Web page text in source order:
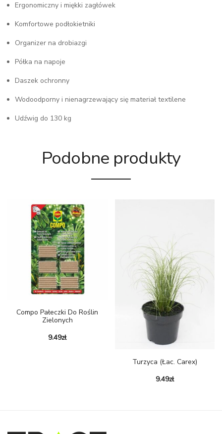
Ergonomiczny i miękki zagłówek
Komfortowe podłokietniki
Organizer na drobiazgi
Półka na napoje
Daszek ochronny
Wodoodporny i nienagrzewający się materiał textilene
Udźwig do 130 kg
Podobne produkty
Compo Pałeczki Do Roślin
Zielonych
9.49zł
Turzyca (Łac. Carex)
9.49zł